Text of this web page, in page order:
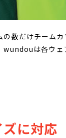
数だけチーム
は各ウ
に対応